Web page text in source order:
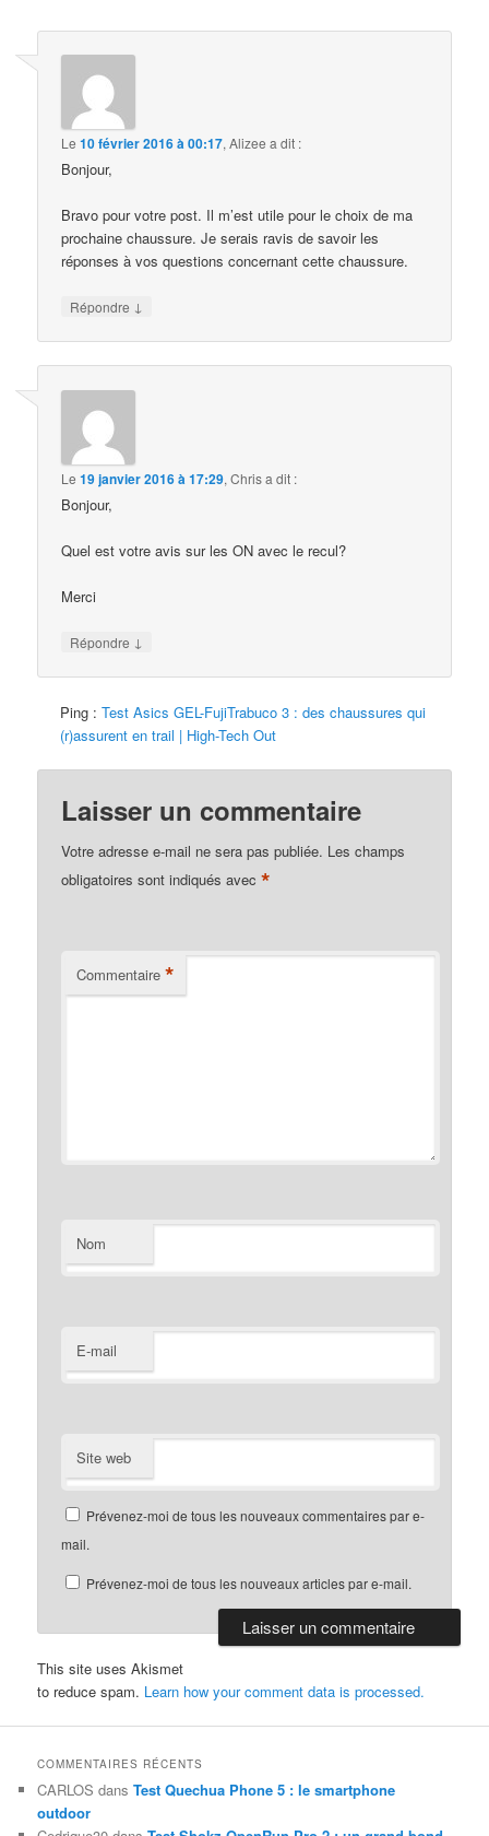
Le10 février 2016 à 00:17,Alizee a dit :
Bonjour,
Bravo pour votre post. Il m’est utile pour le choix de ma
prochaine chaussure. Je serais ravis de savoir les
réponses à vos questions concernant cette chaussure.
Répondre ↓
Le19 janvier 2016 à 17:29,Chrisa dit :
Bonjour,
Quel est votre avis sur les ON avec le recul?
Merci
Répondre ↓
Ping :Test Asics GEL-FujiTrabuco 3 : des chaussures qui
(r)assurent en trail | High-Tech Out
Laisser un commentaire
Votre adresse e-mail ne sera pas publiée. Les champs
obligatoires sont indiqués avec*
Commentaire *
Nom
E-mail
Site web
Prévenez-moi de tous les nouveaux commentaires par e-
mail.
Prévenez-moi de tous les nouveaux articles par e-mail.
This site uses Akismet
to reduce spam. Learn how your comment data is processed.
COMMENTAIRES RÉCENTS
CARLOS dansTest Quechua Phone 5 : le smartphone
outdoor